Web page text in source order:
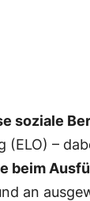
soziale
–
beim
an